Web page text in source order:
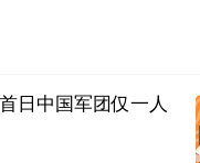
日中国军团仅一人